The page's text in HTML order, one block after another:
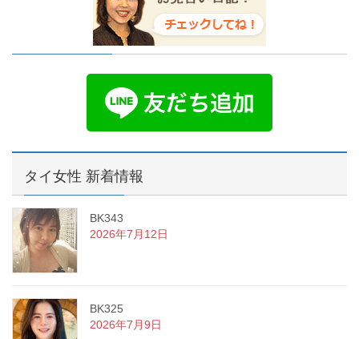
タイ女性 新着情報
BK343
2026年7月12日
BK325
2026年7月9日